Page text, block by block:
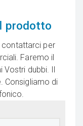
prodotto
per
Faremo il
dubbi. Il
Consigliamo di